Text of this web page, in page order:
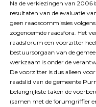
Na de verkiezingen van 2006
resultaten van de evaluatie
geen raadscommissies
zogenoemde raadsfora. Het
raadsforum een voorzitter
bestuursorgaan van de
werkzaam is onder de
De voorzitter is dus alleen
raadslid van de gemeente
belangrijkste taken de
(samen met de forumgriffier